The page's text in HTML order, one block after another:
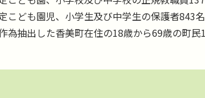
こども園児、小学生及び中学生の保護者843名
為抽出した香美町在住の18歳から69歳の町民